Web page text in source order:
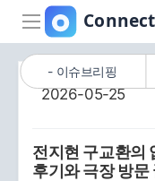
이슈브리핑
2026-05-25
전지현 구교환의
후기와 극장 방문